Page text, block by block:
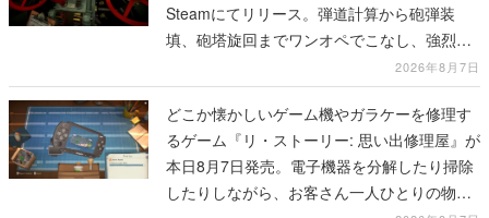
Steamにてリリース。弾道計算から砲弾装
填、砲塔旋回までワンオペでこなし、強烈な
一撃をブチかませるロマンある作品2026年8月7日
どこか懐かしいゲーム機やガラケーを修理す
るゲーム『リ・ストーリー: 思い出修理屋』が
本日8月7日発売。電子機器を分解したり掃除
したりしながら、お客さん一人ひとりの物語